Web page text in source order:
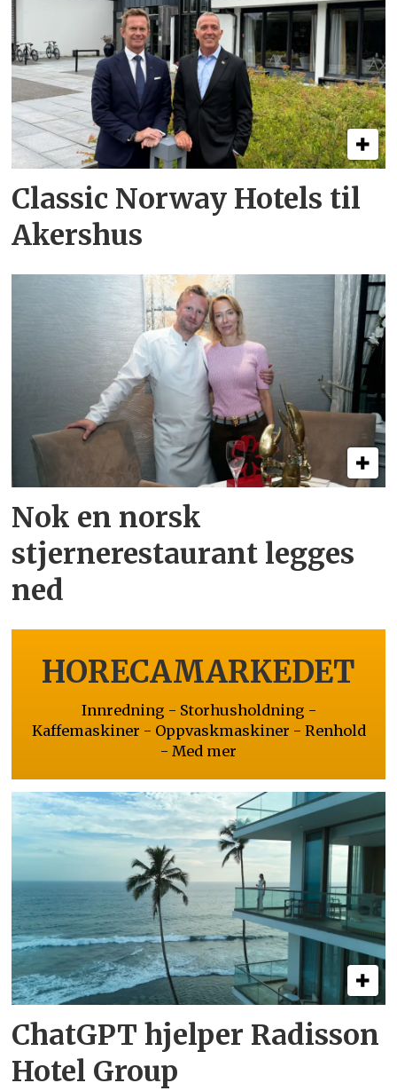
Classic Norway Hotels til
Akershus
Nok en norsk
stjernerestaurant legges
ned
HORECAMARKEDET
Innredning - Storhusholdning -
Kaffemaskiner - Oppvaskmaskiner - Renhold
- Med mer
ChatGPT hjelper Radisson
Hotel Group